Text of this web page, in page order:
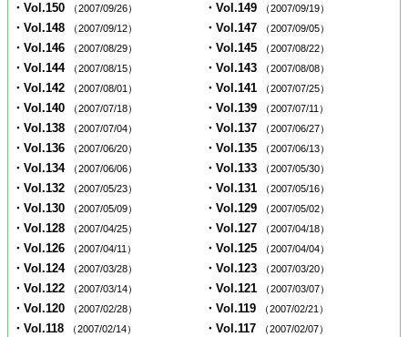
・Vol.150 （2007/09/26） ・Vol.149 （2007/09/19）
・Vol.148 （2007/09/12） ・Vol.147 （2007/09/05）
・Vol.146 （2007/08/29） ・Vol.145 （2007/08/22）
・Vol.144 （2007/08/15） ・Vol.143 （2007/08/08）
・Vol.142 （2007/08/01） ・Vol.141 （2007/07/25）
・Vol.140 （2007/07/18） ・Vol.139 （2007/07/11）
・Vol.138 （2007/07/04） ・Vol.137 （2007/06/27）
・Vol.136 （2007/06/20） ・Vol.135 （2007/06/13）
・Vol.134 （2007/06/06） ・Vol.133 （2007/05/30）
・Vol.132 （2007/05/23） ・Vol.131 （2007/05/16）
・Vol.130 （2007/05/09） ・Vol.129 （2007/05/02）
・Vol.128 （2007/04/25） ・Vol.127 （2007/04/18）
・Vol.126 （2007/04/11） ・Vol.125 （2007/04/04）
・Vol.124 （2007/03/28） ・Vol.123 （2007/03/20）
・Vol.122 （2007/03/14） ・Vol.121 （2007/03/07）
・Vol.120 （2007/02/28） ・Vol.119 （2007/02/21）
・Vol.118 （2007/02/14） ・Vol.117 （2007/02/07）